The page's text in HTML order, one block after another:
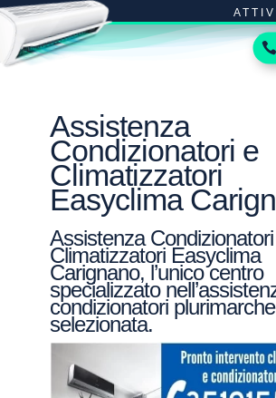
Assistenza
Condizionatori e
Climatizzatori
Easyclima
Assistenza
Climatizzatori Easyclima
Carignano, l’unico centro
specializzato
condizionatori plurimarche
selezionata.